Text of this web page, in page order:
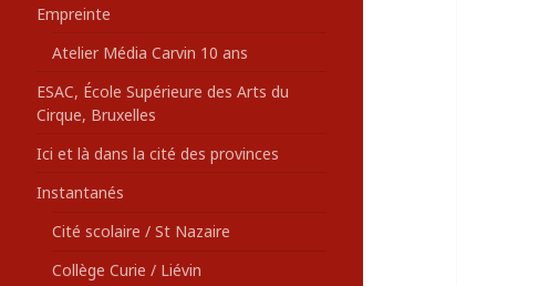
Empreinte
Atelier Média Carvin 10 ans
ESAC, École Supérieure des Arts du
Cirque, Bruxelles
Ici et là dans la cité des provinces
Instantanés
Cité scolaire / St Nazaire
Collège Curie / Liévin